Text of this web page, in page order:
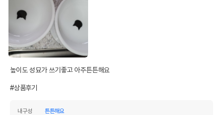
높이도 성묘가 쓰기좋고 아주튼튼해요
#상품후기
내구성
튼튼해요